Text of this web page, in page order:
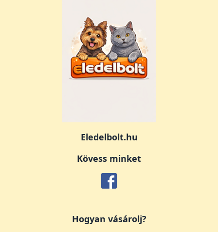
Eledelbolt.hu
Kövess minket
Hogyan vásárolj?